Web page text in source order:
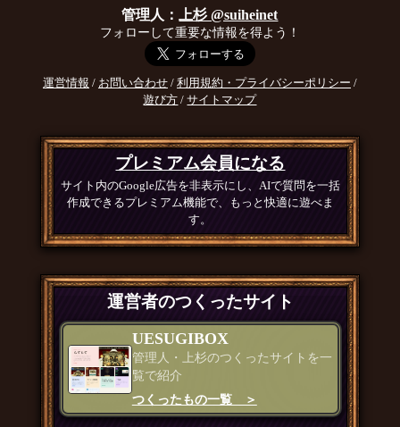
管理人：上杉 @suiheinet
フォローして重要な情報を得よう！
運営情報 / お問い合わせ/ 利用規約・プライバシーポリシー /
遊び方 /サイトマップ
プレミアム会員になる
サイト内のGoogle広告を非表示にし、AIで質問を一括
作成できるプレミアム機能で、もっと快適に遊べま
す。
運営者のつくったサイト
UESUGIBOX
管理人・上杉のつくったサイトを一
覧で紹介
つくったもの一覧 ＞